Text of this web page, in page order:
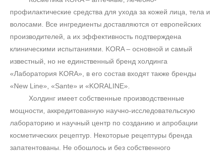
профилактические средства для ухода за кожей лица, тела и
волосами. Все ингредиенты доставляются от европейских
производителей, а их эффективность подтверждена
клиническими испытаниями. KORA – основной и самый
известный, но не единственный бренд холдинга
«Лаборатория KORA», в его состав входят также бренды
«New Line», «Sante» и «KORALINE».
Холдинг имеет собственные производственные
мощности, аккредитованную научно-исследовательскую
лабораторию и научный центр по созданию и апробации
косметических рецептур. Некоторые рецептуры бренда
запатентованы. Не обошлось и без собственного